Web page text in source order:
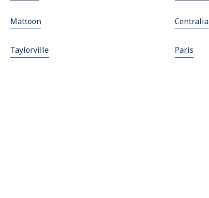
Mattoon Centralia
Taylorville Paris